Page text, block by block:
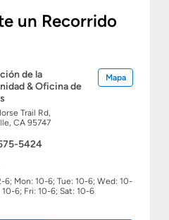
un Recorrido
de la
& Oficina de
Trail Rd,
CA 95747
Mapa
5424
6; Mon: 10-6; Tue: 10-6; Wed: 10-
10-6; Fri: 10-6; Sat: 10-6